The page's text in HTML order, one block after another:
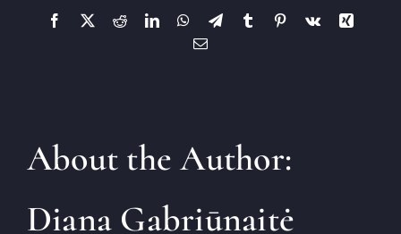
Facebook
X RedditLinkedInWhatsApp
TelegramTumblr Pinterest
Vk
Xing
E-
About the Author:
Diana Gabriūnaitė